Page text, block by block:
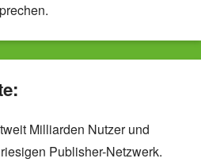
Milliarden Nutzer und
Publisher-Netzwerk.